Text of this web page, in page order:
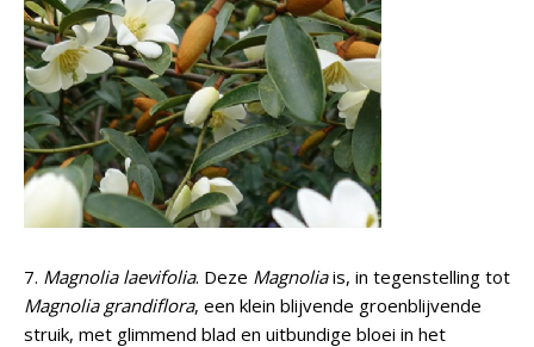
7. Magnolia laevifolia. Deze Magnoliais, in tegenstelling tot
Magnolia grandiflora, een klein blijvende groenblijvende
struik, met glimmend blad en uitbundige bloei in het